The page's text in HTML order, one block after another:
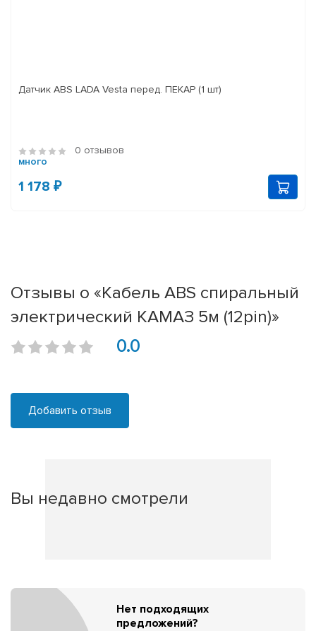
Датчик ABS LADA Vesta перед. ПЕКАР (1 шт)
0 отзывов
много
1 178 ₽
Отзывы о «Кабель ABS спиральный
электрический КАМАЗ 5м (12pin)»
0.0
Добавить отзыв
Вы недавно смотрели
Нет подходящих
предложений?